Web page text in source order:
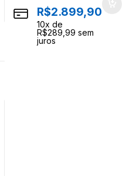
R$2.899,90
10x de
R$289,99 sem
juros